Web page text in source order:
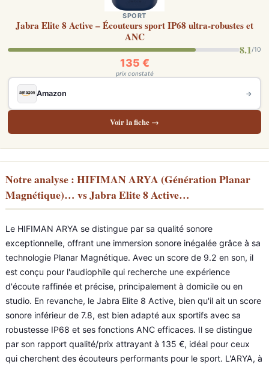
SPORT
Jabra Elite 8 Active – Écouteurs sport IP68 ultra-robustes et
ANC
8.1/10
135 €
prix constaté
Amazon →
Voir la fiche →
Notre analyse : HIFIMAN ARYA (Génération Planar
Magnétique)… vs Jabra Elite 8 Active…
Le HIFIMAN ARYA se distingue par sa qualité sonore
exceptionnelle, offrant une immersion sonore inégalée grâce à sa
technologie Planar Magnétique. Avec un score de 9.2 en son, il
est conçu pour l'audiophile qui recherche une expérience
d'écoute raffinée et précise, principalement à domicile ou en
studio. En revanche, le Jabra Elite 8 Active, bien qu'il ait un score
sonore inférieur de 7.8, est bien adapté aux sportifs avec sa
robustesse IP68 et ses fonctions ANC efficaces. Il se distingue
par son rapport qualité/prix attrayant à 135 €, idéal pour ceux
qui cherchent des écouteurs performants pour le sport. L'ARYA, à